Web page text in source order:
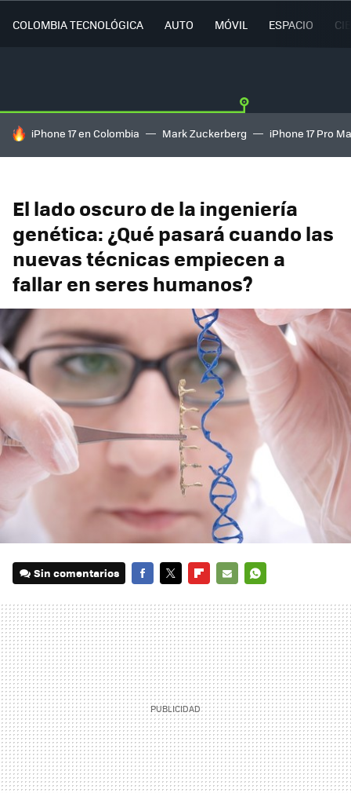
COLOMBIA TECNOLÓGICA AUTO MÓVIL ESPACIO
HOY SE HABLA DE
iPhone 17 en Colombia Mark Zuckerberg iPhone 17 Pro
El lado oscuro de la ingeniería
genética: ¿Qué pasará cuando las
nuevas técnicas empiecen a
fallar en seres humanos?
Sin comentarios
MAIL